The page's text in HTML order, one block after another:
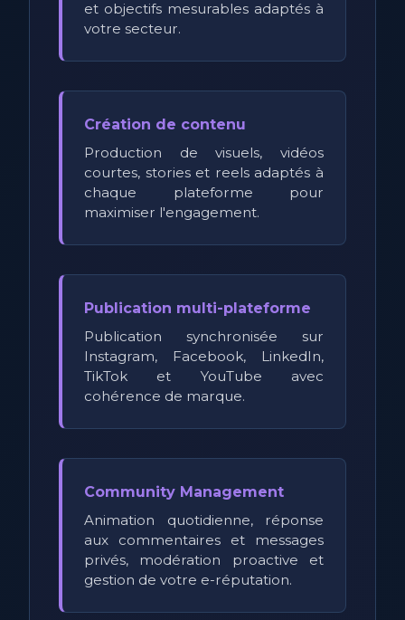
et objectifs mesurables adaptés à
votre secteur.
Création de contenu
Production de visuels, vidéos
courtes, stories et reels adaptés à
chaque plateforme pour
maximiser l'engagement.
Publication multi-plateforme
Publication synchronisée sur
Instagram, Facebook, LinkedIn,
TikTok et YouTube avec
cohérence de marque.
Community Management
Animation quotidienne, réponse
aux commentaires et messages
privés, modération proactive et
gestion de votre e-réputation.